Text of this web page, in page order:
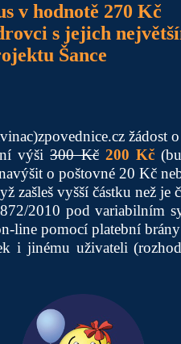
v hodnotě 270 Kč
s jejich
Šance
žádost
výši300 Kč 200 Kč
o poštovné 20 Kč
zašleš vyšší částku než je
2010 pod variabilním
line pomocí platební
i jinému uživateli